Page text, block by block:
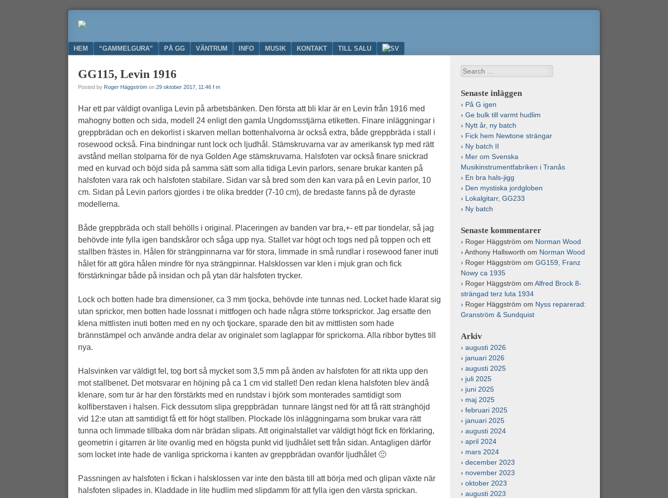
GAMMELGURA
Ge
liv
till
gamla
gitarr
Menu
SKIP TO CONTENT
HEM “GAMMELGURA” PÅ GG VÄNTRUM INFO MUSIK KONTAKT TILL SALU
GG115, Levin 1916
Posted by Roger Häggström on 29 oktober 2017, 11:46 f m
Har ett par väldigt ovanliga Levin på arbetsbänken. Den första att bli klar är en Levin från 1916 med
mahogny botten och sida, modell 24 enligt den gamla Ungdomsstjärna etiketten. Finare inläggningar i
greppbrädan och en dekorlist i skarven mellan bottenhalvorna är också extra, både greppbräda i stall i
rosewood också. Fina bindningar runt lock och ljudhål. Stämskruvarna var av amerikansk typ med rätt
avstånd mellan stolparna för de nya Golden Age stämskruvarna. Halsfoten var också finare snickrad
med en kurvad och böjd sida på samma sätt som alla tidiga Levin parlors, senare brukar kanten på
halsfoten vara rak och halsfoten stabilare. Sidan var så bred som den kan vara på en Levin parlor, 10
cm. Sidan på Levin parlors gjordes i tre olika bredder (7-10 cm), de bredaste fanns på de dyraste
modellerna.
Både greppbräda och stall behölls i original. Placeringen av banden var bra,+- ett par tiondelar, så jag
behövde inte fylla igen bandskåror och såga upp nya. Stallet var högt och togs ned på toppen och ett
stallben frästes in. Hålen för strängpinnarna var för stora, limmade in små rundlar i rosewood faner inuti
hålet för att göra hålen mindre för nya strängpinnar. Halsklossen var klen i mjuk gran och fick
förstärkningar både på insidan och på ytan där halsfoten trycker.
Lock och botten hade bra dimensioner, ca 3 mm tjocka, behövde inte tunnas ned. Locket hade klarat sig
utan sprickor, men botten hade lossnat i mittfogen och hade några större torksprickor. Jag ersatte den
klena mittlisten inuti botten med en ny och tjockare, sparade den bit av mittlisten som hade
brännstämpel och använde andra delar av originalet som laglappar för sprickorna. Alla ribbor byttes till
nya.
Halsvinken var väldigt fel, tog bort så mycket som 3,5 mm på änden av halsfoten för att rikta upp den
mot stallbenet. Det motsvarar en höjning på ca 1 cm vid stallet! Den redan klena halsfoten blev ändå
klenare, som tur är har den förstärkts med en rundstav i björk som monterades samtidigt som
kolfiberstaven i halsen. Fick dessutom slipa greppbrädan tunnare längst ned för att få rätt stränghöjd
vid 12:e utan att samtidigt få ett för högt stallben. Plockade lös inläggningarna som brukar vara rätt
tunna och limmade tillbaka dom när brädan slipats. Att originalstallet var väldigt högt fick en förklaring,
geometrin i gitarren är lite ovanlig med en högsta punkt vid ljudhålet sett från sidan. Antagligen därför
som locket inte hade de vanliga sprickorna i kanten av greppbrädan ovanför ljudhålet 🙂
Passningen av halsfoten i fickan i halsklossen var inte den bästa till att börja med och glipan växte när
halsfoten slipades in. Kladdade in lite hudlim med slipdamm för att fylla igen den värsta sprickan.
Search
Senaste inläggen
På G igen
Ge bulk till varmt hudlim
Nytt år, ny batch
Fick hem Newtone strängar
Ny batch II
Mer om Svenska
Musikinstrumentfabriken i Tranås
En bra hals-jigg
Den mystiska jordgloben
Lokalgitarr, GG233
Ny batch
Senaste kommentarer
Roger Häggström om Norman Wood
Anthony Hallsworth om Norman Wood
Roger Häggström om GG159, Franz
Nowy ca 1935
Roger Häggström om Alfred Brock 8-
strängad terz luta 1934
Roger Häggström om Nyss reparerad:
Granström & Sundquist
Arkiv
augusti 2026
januari 2026
augusti 2025
juli 2025
juni 2025
maj 2025
februari 2025
januari 2025
augusti 2024
april 2024
mars 2024
december 2023
november 2023
oktober 2023
augusti 2023